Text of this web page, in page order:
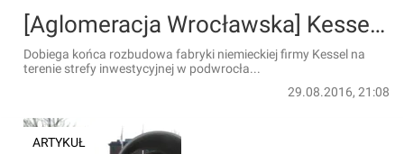
[Aglomeracja Wrocławska] Kessel kończy rozbudowę fabryki w Biskupicach Podgórnych
Dobiega końca rozbudowa fabryki niemieckiej firmy Kessel na
terenie strefy inwestycyjnej w podwrocła...
29.08.2016, 21:08
ARTYKUŁ